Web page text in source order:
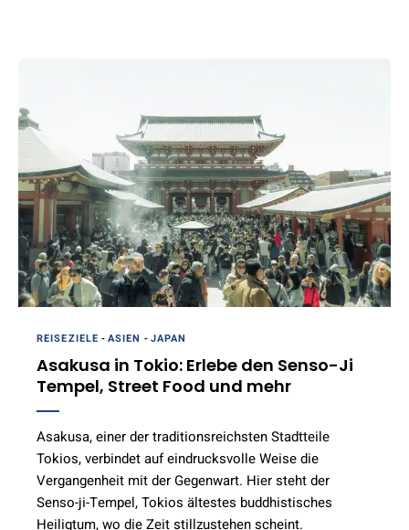
REISEZIELE -ASIEN -JAPAN
Asakusa in Tokio: Erlebe den Senso-Ji
Tempel, Street Food und mehr
Asakusa, einer der traditionsreichsten Stadtteile
Tokios, verbindet auf eindrucksvolle Weise die
Vergangenheit mit der Gegenwart. Hier steht der
Senso-ji-Tempel, Tokios ältestes buddhistisches
Heiligtum, wo die Zeit stillzustehen scheint.